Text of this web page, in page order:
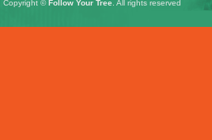
Copyright © Follow Your Tree. All rights reserved